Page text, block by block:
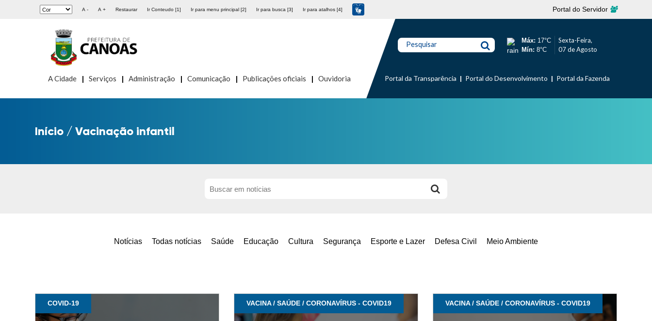
A - A + Restaurar Ir Conteudo [1] Ir para menu principal [2] Ir para busca [3] Ir para atalhos [4] Portal do Servidor
A Cidade Serviços Administração Comunicação Publicações oficiais Ouvidoria
Pesquisar Máx: 17°C
Mín: 8°C
Sexta-Feira,
07 de Agosto
Portal da Transparência Portal do Desenvolvimento Portal da Fazenda
Início / Vacinação infantil
Notícias Todas notícias Saúde Educação Cultura Segurança Esporte e Lazer Defesa Civil Meio Ambiente
COVID-19 VACINA / SAÚDE / CORONAVÍRUS - COVID19 VACINA / SAÚDE / CORONAVÍRUS - COVID19